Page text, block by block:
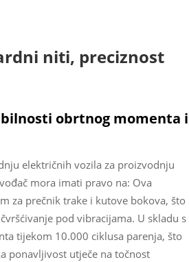
niti, preciznost
obrtnog momenta i
električnih vozila za proizvodnju
mora imati pravo na: Ova
za prečnik trake i kutove bokova, što
pod vibracijama. U skladu s
tijekom 10.000 ciklusa parenja, što
ponavljivost utječe na točnost